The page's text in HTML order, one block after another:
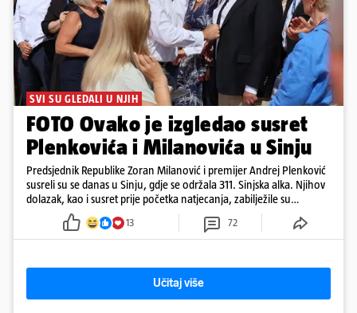
SVI SU GLEDALI U NJIH
FOTO Ovako je izgledao susret
Plenkovića i Milanovića u Sinju
Predsjednik Republike Zoran Milanović i premijer Andrej Plenković
susreli su se danas u Sinju, gdje se održala 311. Sinjska alka. Njihov
dolazak, kao i susret prije početka natjecanja, zabilježile su
kamere. Uz Milanovića i Plenkovića, na Alku su stigli i predsjednik
Hrvatskog sabora Gordan Jandroković, sinjski gradonačelnik Miro
Bulj, zagrebački gradonačelnik Tomislav Tomašević te dubrovački
13 72
Učitaj više